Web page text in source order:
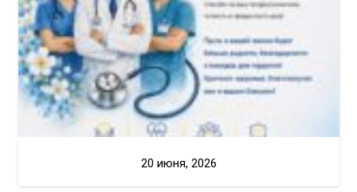
20 июня, 2026